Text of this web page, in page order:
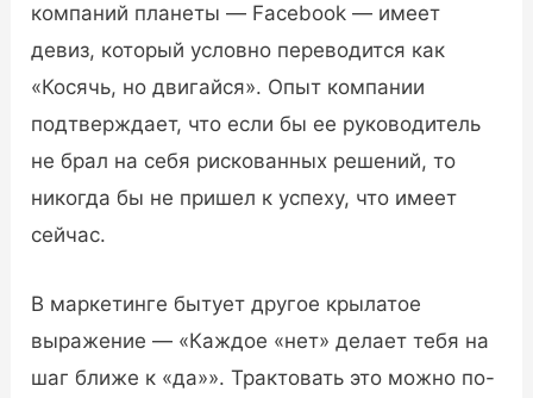
компаний планеты — Facebook — имеет
девиз, который условно переводится как
«Косячь, но двигайся». Опыт компании
подтверждает, что если бы ее руководитель
не брал на себя рискованных решений, то
никогда бы не пришел к успеху, что имеет
сейчас.
В маркетинге бытует другое крылатое
выражение — «Каждое «нет» делает тебя на
шаг ближе к «да»». Трактовать это можно по-